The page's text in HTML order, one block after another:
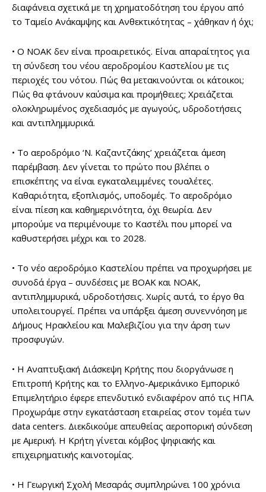
διαφάνεια σχετικά με τη χρηματοδότηση του έργου από
το Ταμείο Ανάκαμψης και Ανθεκτικότητας – χάθηκαν ή όχι;
• Ο ΝΟΑΚ δεν είναι προαιρετικός. Είναι απαραίτητος για
τη σύνδεση του νέου αεροδρομίου Καστελίου με τις
περιοχές του νότου. Πώς θα μετακινούνται οι κάτοικοι;
Πώς θα φτάνουν καύσιμα και προμήθειες; Χρειάζεται
ολοκληρωμένος σχεδιασμός με αγωγούς, υδροδοτήσεις
και αντιπλημμυρικά.
• Το αεροδρόμιο ‘Ν. Καζαντζάκης’ χρειάζεται άμεση
παρέμβαση. Δεν γίνεται το πρώτο που βλέπει ο
επισκέπτης να είναι εγκαταλειμμένες τουαλέτες.
Καθαριότητα, εξοπλισμός, υποδομές. Το αεροδρόμιο
είναι πίεση και καθημερινότητα, όχι θεωρία. Δεν
μπορούμε να περιμένουμε το Καστέλι που μπορεί να
καθυστερήσει μέχρι και το 2028.
• Το νέο αεροδρόμιο Καστελίου πρέπει να προχωρήσει με
συνοδά έργα – συνδέσεις με ΒΟΑΚ και ΝΟΑΚ,
αντιπλημμυρικά, υδροδοτήσεις. Χωρίς αυτά, το έργο θα
υπολειτουργεί. Πρέπει να υπάρξει άμεση συνεννόηση με
Δήμους Ηρακλείου και Μαλεβιζίου για την άρση των
προσφυγών.
• Η Αναπτυξιακή Διάσκεψη Κρήτης που διοργάνωσε η
Επιτροπή Κρήτης και το Ελληνο-Αμερικάνικο Εμπορικό
Επιμελητήριο έφερε επενδυτικό ενδιαφέρον από τις ΗΠΑ.
Προχωράμε στην εγκατάσταση εταιρείας στον τομέα των
data centers. Διεκδικούμε απευθείας αεροπορική σύνδεση
με Αμερική. Η Κρήτη γίνεται κόμβος ψηφιακής και
επιχειρηματικής καινοτομίας.
• Η Γεωργική Σχολή Μεσαράς συμπληρώνει 100 χρόνια